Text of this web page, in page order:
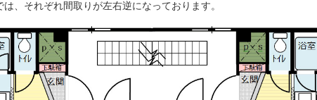
、それぞれ間取りが左右逆になっております。